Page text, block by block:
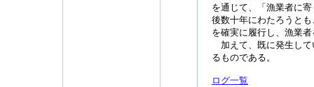
を通じて、「漁業者に
後数十年にわたろうと
を確実に履行し、漁業
加えて、既に発生して
るものである。
ログ一覧